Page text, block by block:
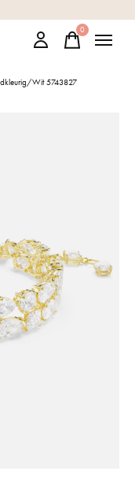
0items
Wit 5743827